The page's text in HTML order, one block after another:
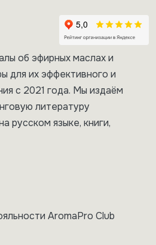
об эфирных маслах и
для их эффективного и
с 2021 года. Мы издаём
литературу
русском языке, книги,
AromaPro Club